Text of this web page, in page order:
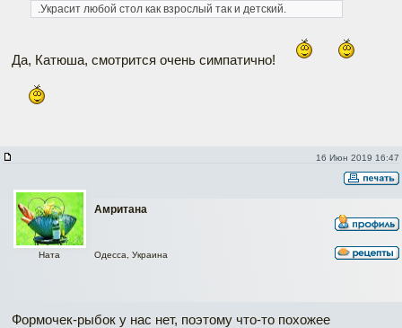
.Украсит любой стол как взрослый так и детский.
Да, Катюша, смотрится очень симпатично!
16 Июн 2019 16:47
Амритана
Ната Одесса, Украина
Формочек-рыбок у нас нет, поэтому что-то похожее